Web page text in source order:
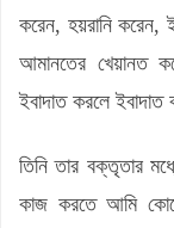
করেন, হয়রানি করেন,
আমানতের খেয়ানত
ইবাদাত করলে
তিনি তার বক্তৃতার
কাজ করতে আমি